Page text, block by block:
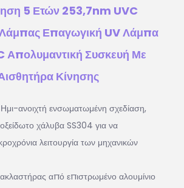
5 Ετών 253,7nm UVC
Επαγωγική UV Λάμπα
Απολυμαντική Συσκευή Με
Κίνησης
ανοιχτή ενσωματωμένη σχεδίαση,
χάλυβα SS304 για να
λειτουργία των μηχανικών
από επιστρωμένο αλουμίνιο